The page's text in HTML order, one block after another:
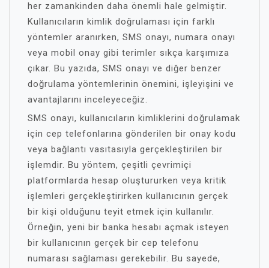
her zamankinden daha önemli hale gelmiştir.
Kullanıcıların kimlik doğrulaması için farklı
yöntemler aranırken, SMS onayı, numara onayı
veya mobil onay gibi terimler sıkça karşımıza
çıkar. Bu yazıda, SMS onayı ve diğer benzer
doğrulama yöntemlerinin önemini, işleyişini ve
avantajlarını inceleyeceğiz.
SMS onayı, kullanıcıların kimliklerini doğrulamak
için cep telefonlarına gönderilen bir onay kodu
veya bağlantı vasıtasıyla gerçekleştirilen bir
işlemdir. Bu yöntem, çeşitli çevrimiçi
platformlarda hesap oluştururken veya kritik
işlemleri gerçekleştirirken kullanıcının gerçek
bir kişi olduğunu teyit etmek için kullanılır.
Örneğin, yeni bir banka hesabı açmak isteyen
bir kullanıcının gerçek bir cep telefonu
numarası sağlaması gerekebilir. Bu sayede,